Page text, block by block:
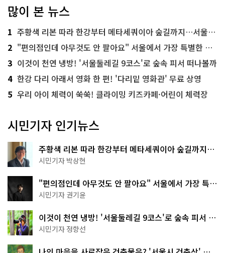
많이 본 뉴스
1 주황색 리본 따라 한강부터 메타세쿼이아 숲길까지…서울둘레길 15코스
2 "편의점인데 아무것도 안 팔아요" 서울에서 가장 특별한 편의점의 정체
3 이것이 천연 냉방! '서울둘레길 9코스'로 숲속 피서 떠나볼까
4 한강 다리 아래서 영화 한 편! '다리밑 영화관' 무료 상영
5 우리 아이 체력이 쑥쑥! 클라이밍 키즈카페·어린이 체력장
시민기자 인기뉴스
주황색 리본 따라 한강부터 메타세쿼이아 숲길까지…
서울둘레길 15코스
시민기자 박상현
"편의점인데 아무것도 안 팔아요" 서울에서 가장 특별
한 편의점의 정체
시민기자 권기윤
이것이 천연 냉방! '서울둘레길 9코스'로 숲속 피서 떠
나볼까
시민기자 정향선